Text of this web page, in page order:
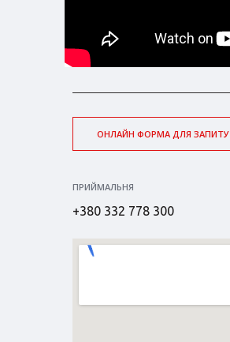
ОНЛАЙН ФОРМА ДЛЯ ЗАПИТУ
ПРИЙМАЛЬНЯ
+380 332 778 300